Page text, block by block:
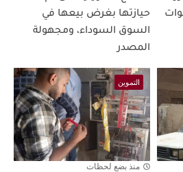
حيازتها بغرض بيعها في
السوق السوداء، ومجهولة
المصدر
التموين
منذ بضع لحظات